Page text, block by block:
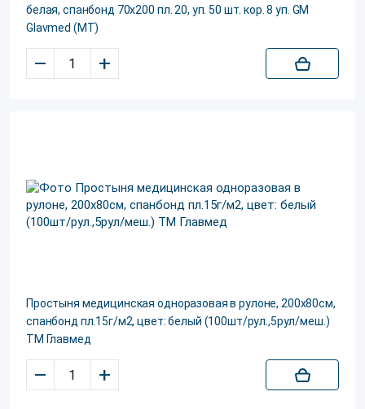
белая, спанбонд 70х200 пл. 20, уп. 50 шт. кор. 8 уп. GM
Glavmed (МТ)
– +
Простыня медицинская одноразовая в рулоне, 200х80см,
спанбонд пл.15г/м2, цвет: белый (100шт/рул.,5рул/меш.)
ТМ Главмед
– +